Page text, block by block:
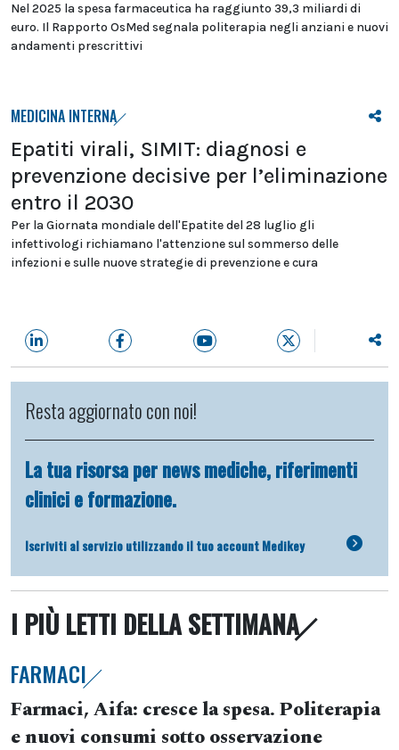
Nel 2025 la spesa farmaceutica ha raggiunto 39,3 miliardi di
euro. Il Rapporto OsMed segnala politerapia negli anziani e nuovi
andamenti prescrittivi
MEDICINA INTERNA
Epatiti virali, SIMIT: diagnosi e
prevenzione decisive per l’eliminazione
entro il 2030
Per la Giornata mondiale dell'Epatite del 28 luglio gli
infettivologi richiamano l'attenzione sul sommerso delle
infezioni e sulle nuove strategie di prevenzione e cura
Resta aggiornato con noi!
La tua risorsa per news mediche, riferimenti
clinici e formazione.
Iscriviti al servizio utilizzando il tuo account Medikey
I PIÙ LETTI DELLA SETTIMANA
FARMACI
Farmaci, Aifa: cresce la spesa. Politerapia
e nuovi consumi sotto osservazione